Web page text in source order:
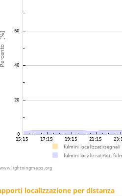
localizzazione per distanza